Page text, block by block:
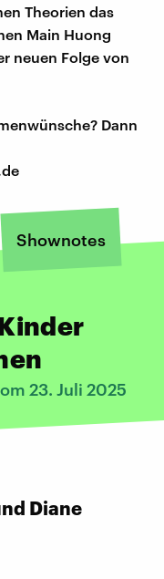
Theorien das
Main Huong
neuen Folge von
Dann
Shownotes
23. Juli 2025
Diane